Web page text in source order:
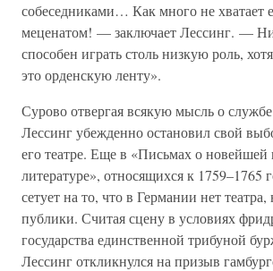
собеседниками… Как много не хватает
меценатом! — заключает Лессинг. —
способен играть столь низкую роль,
это орденскую ленту».
Сурово отвергая всякую мысль о
Лессинг убежденно остановил свой
его театре. Еще в «Письмах о новейшей
литературе», относящихся к 1759–1765
сетует на то, что в Германии нет театра,
публики. Считая сцену в условиях
государства единственной трибуной
Лессинг откликнулся на призыв